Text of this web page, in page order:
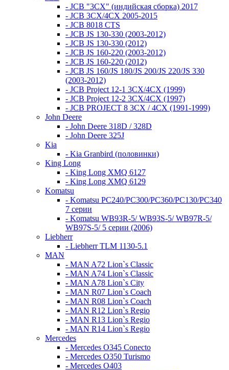
- JCB "3СХ" (индийская сборка) 2017
- JCB 3СХ/4СХ 2005-2015
- JCB 8018 CTS
- JCB JS 130-330 (2003-2012)
- JCB JS 130-330 (2012)
- JCB JS 160-220 (2003-2012)
- JCB JS 160-220 (2012)
- JCB JS 160/JS 180/JS 200/JS 220/JS 330
(2003-2012)
- JCB Project 12-1 3CX/4CX (1999)
- JCB Project 12-2 3CX/4CX (1997)
- JCB PROJECT 8 3CX / 4CX (1991-1999)
John Deere
- John Deere 318D / 328D
- John Deere 325J
Kia
- Kia Granbird (половинки)
King Long
- King Long XMQ 6127
- King Long XMQ 6129
Komatsu
- Komatsu PC240/PC300/PC360/PC130/PC340
7 серии
- Komatsu WB93R-5/ WB93S-5/ WB97R-5/
WB97S-5/ 5 серии (2006)
Liebherr
- Liebherr TLM 1130-5.1
MAN
- MAN A72 Lion`s Classic
- MAN A74 Lion`s Classic
- MAN A78 Lion`s City
- MAN R07 Lion`s Coach
- MAN R08 Lion`s Coach
- MAN R12 Lion`s Regio
- MAN R13 Lion`s Regio
- MAN R14 Lion`s Regio
Mercedes
- Mercedes O345 Conectо
- Mercedes O350 Turismo
- Mercedes O403